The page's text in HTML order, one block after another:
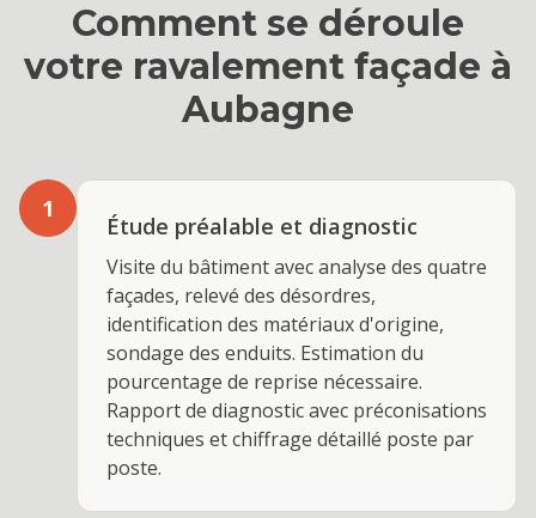
Comment se déroule
votre ravalement façade à
Aubagne
1
Étude préalable et diagnostic
Visite du bâtiment avec analyse des quatre
façades, relevé des désordres,
identification des matériaux d'origine,
sondage des enduits. Estimation du
pourcentage de reprise nécessaire.
Rapport de diagnostic avec préconisations
techniques et chiffrage détaillé poste par
poste.